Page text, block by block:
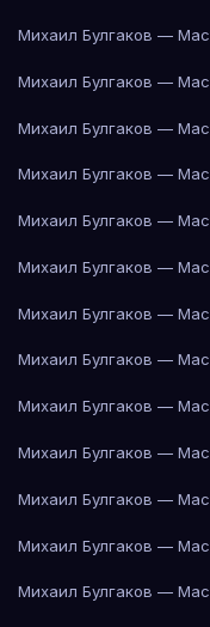
Михаил Булгаков —
Михаил Булгаков —
Михаил Булгаков —
Михаил Булгаков —
Михаил Булгаков —
Михаил Булгаков —
Михаил Булгаков —
Михаил Булгаков —
Михаил Булгаков —
Михаил Булгаков —
Михаил Булгаков —
Михаил Булгаков —
Михаил Булгаков —